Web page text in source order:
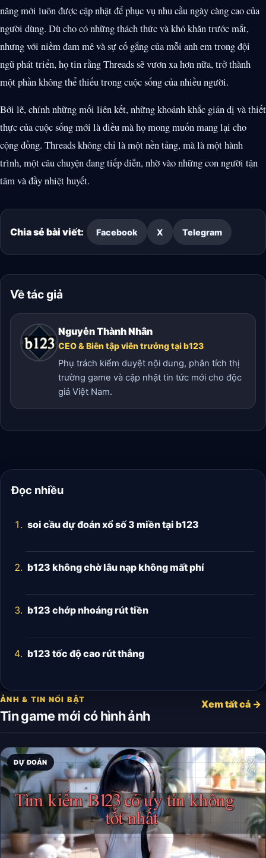
năng mới luôn được cập nhật để phục vụ nhu cầu ngày càng cao của
người dùng. Dù cho có những thách thức và khó khăn trước mắt,
nhưng với niềm đam mê và sự cố gắng của mỗi anh em trong đội
ngũ phát triển, họ tin rằng Threads sẽ vươn xa hơn nữa, trở thành
một phần không thể thiếu trong cuộc sống của nhiều người.
Bởi lẽ, chính những mối liên kết, những khoảnh khắc giản dị và thiết
thực của cuộc sống mới là điều mà họ mong muốn mang lại cho
cộng đồng. Threads không chỉ là một nền tảng, mà là một hành
trình, một câu chuyện đang tiếp diễn, nhờ vào những con người tận
tâm và đầy nhiệt huyết.
Chia sẻ bài viết: Facebook X Telegram
Về tác giả
Nguyễn Thành Nhân
CEO & Biên tập viên trưởng tại b123
Phụ trách kiểm duyệt nội dung, phân tích thị
trường game và cập nhật tin tức mới cho độc
giả Việt Nam.
Đọc nhiều
soi cầu dự đoán xổ số 3 miền tại b123
b123 không chờ lâu nạp không mất phí
b123 chớp nhoáng rút tiền
b123 tốc độ cao rút thẳng
ẢNH & TIN NỔI BẬT
Tin game mới có hình ảnh
Xem tất cả →
DỰ ĐOÁN